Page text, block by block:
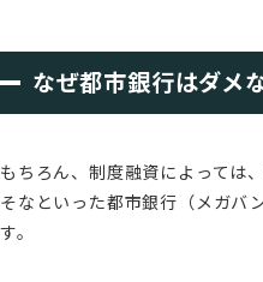
なぜ都市銀行はダメ
もちろん、制度融資によっては
そなといった都市銀行（メガバ
す。